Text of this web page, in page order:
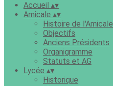
Accueil ▴▾
Amicale ▴▾
Histoire de l'Amicale
Objectifs
Anciens Présidents
Organigramme
Statuts et AG
Lycée ▴▾
Historique